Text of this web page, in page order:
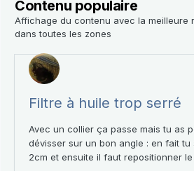
Contenu populaire
Affichage du contenu avec la meilleure
dans toutes les zones
Filtre à huile trop serré
Avec un collier ça passe mais tu as
dévisser sur un bon angle : en fait
2cm et ensuite il faut repositionner le